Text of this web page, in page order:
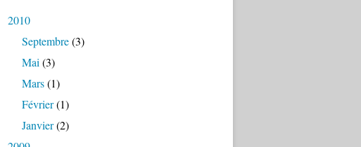
2010
Septembre(3)
Mai (3)
Mars(1)
Février(1)
Janvier(2)